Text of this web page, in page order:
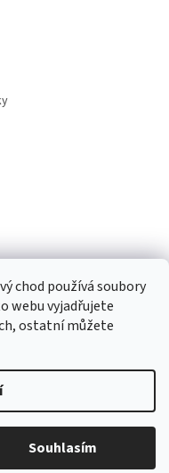
chod používá soubory
webu vyjadřujete
ostatní můžete
Souhlasím
Všechna práva vyhrazena.